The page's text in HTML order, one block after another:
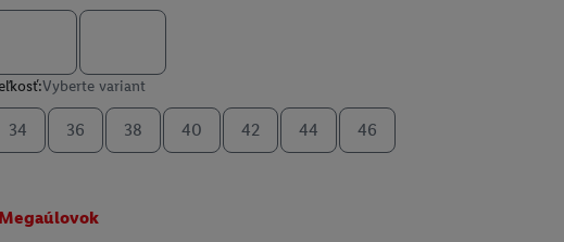
Vyberte variant
34 36 38 40 42 44 46
Megaúlovok